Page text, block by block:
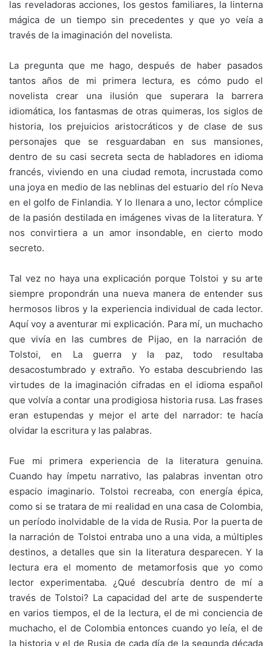
las reveladoras acciones, los gestos familiares, la linterna
mágica de un tiempo sin precedentes y que yo veía a
través de la imaginación del novelista.
La pregunta que me hago, después de haber pasados
tantos años de mi primera lectura, es cómo pudo el
novelista crear una ilusión que superara la barrera
idiomática, los fantasmas de otras quimeras, los siglos de
historia, los prejuicios aristocráticos y de clase de sus
personajes que se resguardaban en sus mansiones,
dentro de su casi secreta secta de habladores en idioma
francés, viviendo en una ciudad remota, incrustada como
una joya en medio de las neblinas del estuario del río Neva
en el golfo de Finlandia. Y lo llenara a uno, lector cómplice
de la pasión destilada en imágenes vivas de la literatura. Y
nos convirtiera a un amor insondable, en cierto modo
secreto.
Tal vez no haya una explicación porque Tolstoi y su arte
siempre propondrán una nueva manera de entender sus
hermosos libros y la experiencia individual de cada lector.
Aquí voy a aventurar mi explicación. Para mí, un muchacho
que vivía en las cumbres de Pijao, en la narración de
Tolstoi, en La guerra y la paz, todo resultaba
desacostumbrado y extraño. Yo estaba descubriendo las
virtudes de la imaginación cifradas en el idioma español
que volvía a contar una prodigiosa historia rusa. Las frases
eran estupendas y mejor el arte del narrador: te hacía
olvidar la escritura y las palabras.
Fue mi primera experiencia de la literatura genuina.
Cuando hay ímpetu narrativo, las palabras inventan otro
espacio imaginario. Tolstoi recreaba, con energía épica,
como si se tratara de mi realidad en una casa de Colombia,
un período inolvidable de la vida de Rusia. Por la puerta de
la narración de Tolstoi entraba uno a una vida, a múltiples
destinos, a detalles que sin la literatura desparecen. Y la
lectura era el momento de metamorfosis que yo como
lector experimentaba. ¿Qué descubría dentro de mí a
través de Tolstoi? La capacidad del arte de suspenderte
en varios tiempos, el de la lectura, el de mi conciencia de
muchacho, el de Colombia entonces cuando yo leía, el de
la historia y el de Rusia de cada día de la segunda década